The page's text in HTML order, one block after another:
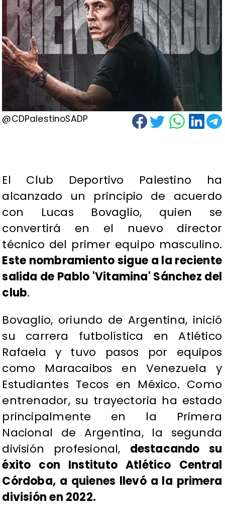
@CDPalestinoSADP
El Club Deportivo Palestino ha
alcanzado un principio de acuerdo
con Lucas Bovaglio, quien se
convertirá en el nuevo director
técnico del primer equipo masculino.
Este nombramiento sigue a la reciente
salida de Pablo 'Vitamina' Sánchez del
club.
Bovaglio, oriundo de Argentina, inició
su carrera futbolística en Atlético
Rafaela y tuvo pasos por equipos
como Maracaibos en Venezuela y
Estudiantes Tecos en México. Como
entrenador, su trayectoria ha estado
principalmente en la Primera
Nacional de Argentina, la segunda
división profesional, destacando su
éxito con Instituto Atlético Central
Córdoba, a quienes llevó a la primera
división en 2022.